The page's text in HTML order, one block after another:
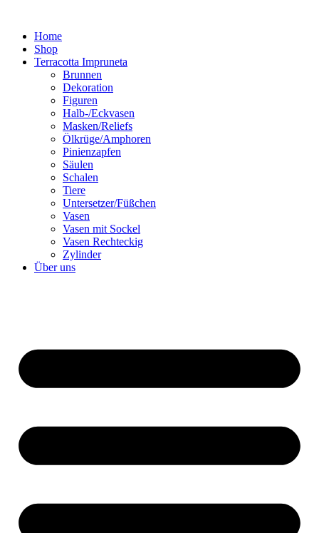
springenHome
Shop
Terracotta Impruneta
Brunnen
Dekoration
Figuren
Halb-/Eckvasen
Masken/Reliefs
Ölkrüge/Amphoren
Pinienzapfen
Säulen
Schalen
Tiere
Untersetzer/Füßchen
Vasen
Vasen mit Sockel
Vasen Rechteckig
Zylinder
Über uns